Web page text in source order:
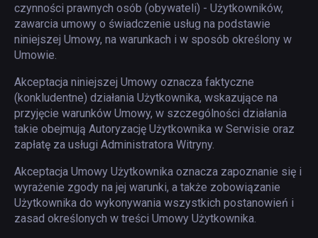
czynności prawnych osób (obywateli) - Użytkowników,
zawarcia umowy o świadczenie usług na podstawie
niniejszej Umowy, na warunkach i w sposób określony w
Umowie.
Akceptacja niniejszej Umowy oznacza faktyczne
(konkludentne) działania Użytkownika, wskazujące na
przyjęcie warunków Umowy, w szczególności działania
takie obejmują Autoryzację Użytkownika w Serwisie oraz
zapłatę za usługi Administratora Witryny.
Akceptacja Umowy Użytkownika oznacza zapoznanie się i
wyrażenie zgody na jej warunki, a także zobowiązanie
Użytkownika do wykonywania wszystkich postanowień i
zasad określonych w treści Umowy Użytkownika.